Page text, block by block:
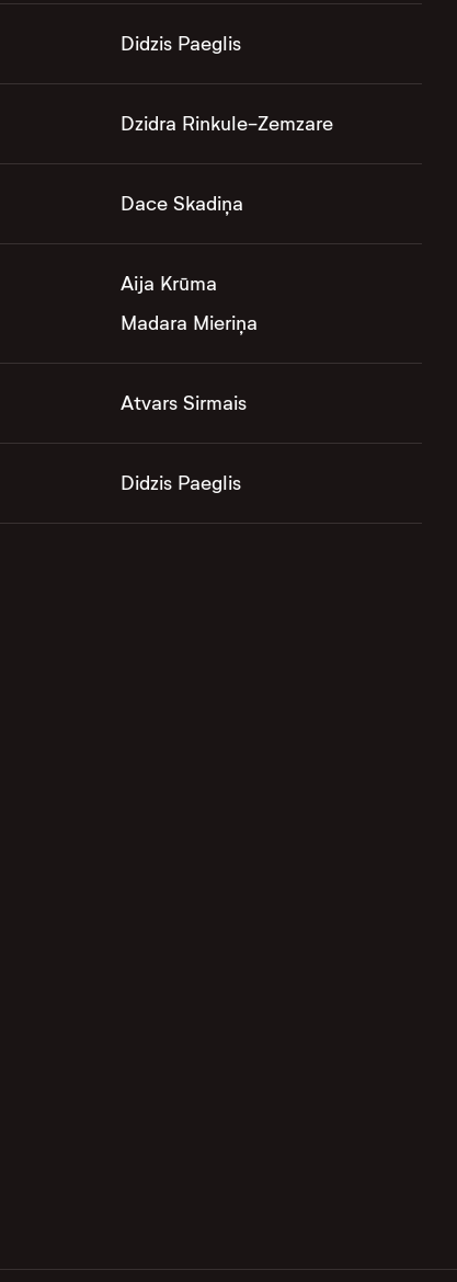
Didzis Paeglis
Dzidra Rinkule-Zemzare
Dace Skadiņa
Aija Krūma
Madara Mieriņa
Atvars Sirmais
Didzis Paeglis